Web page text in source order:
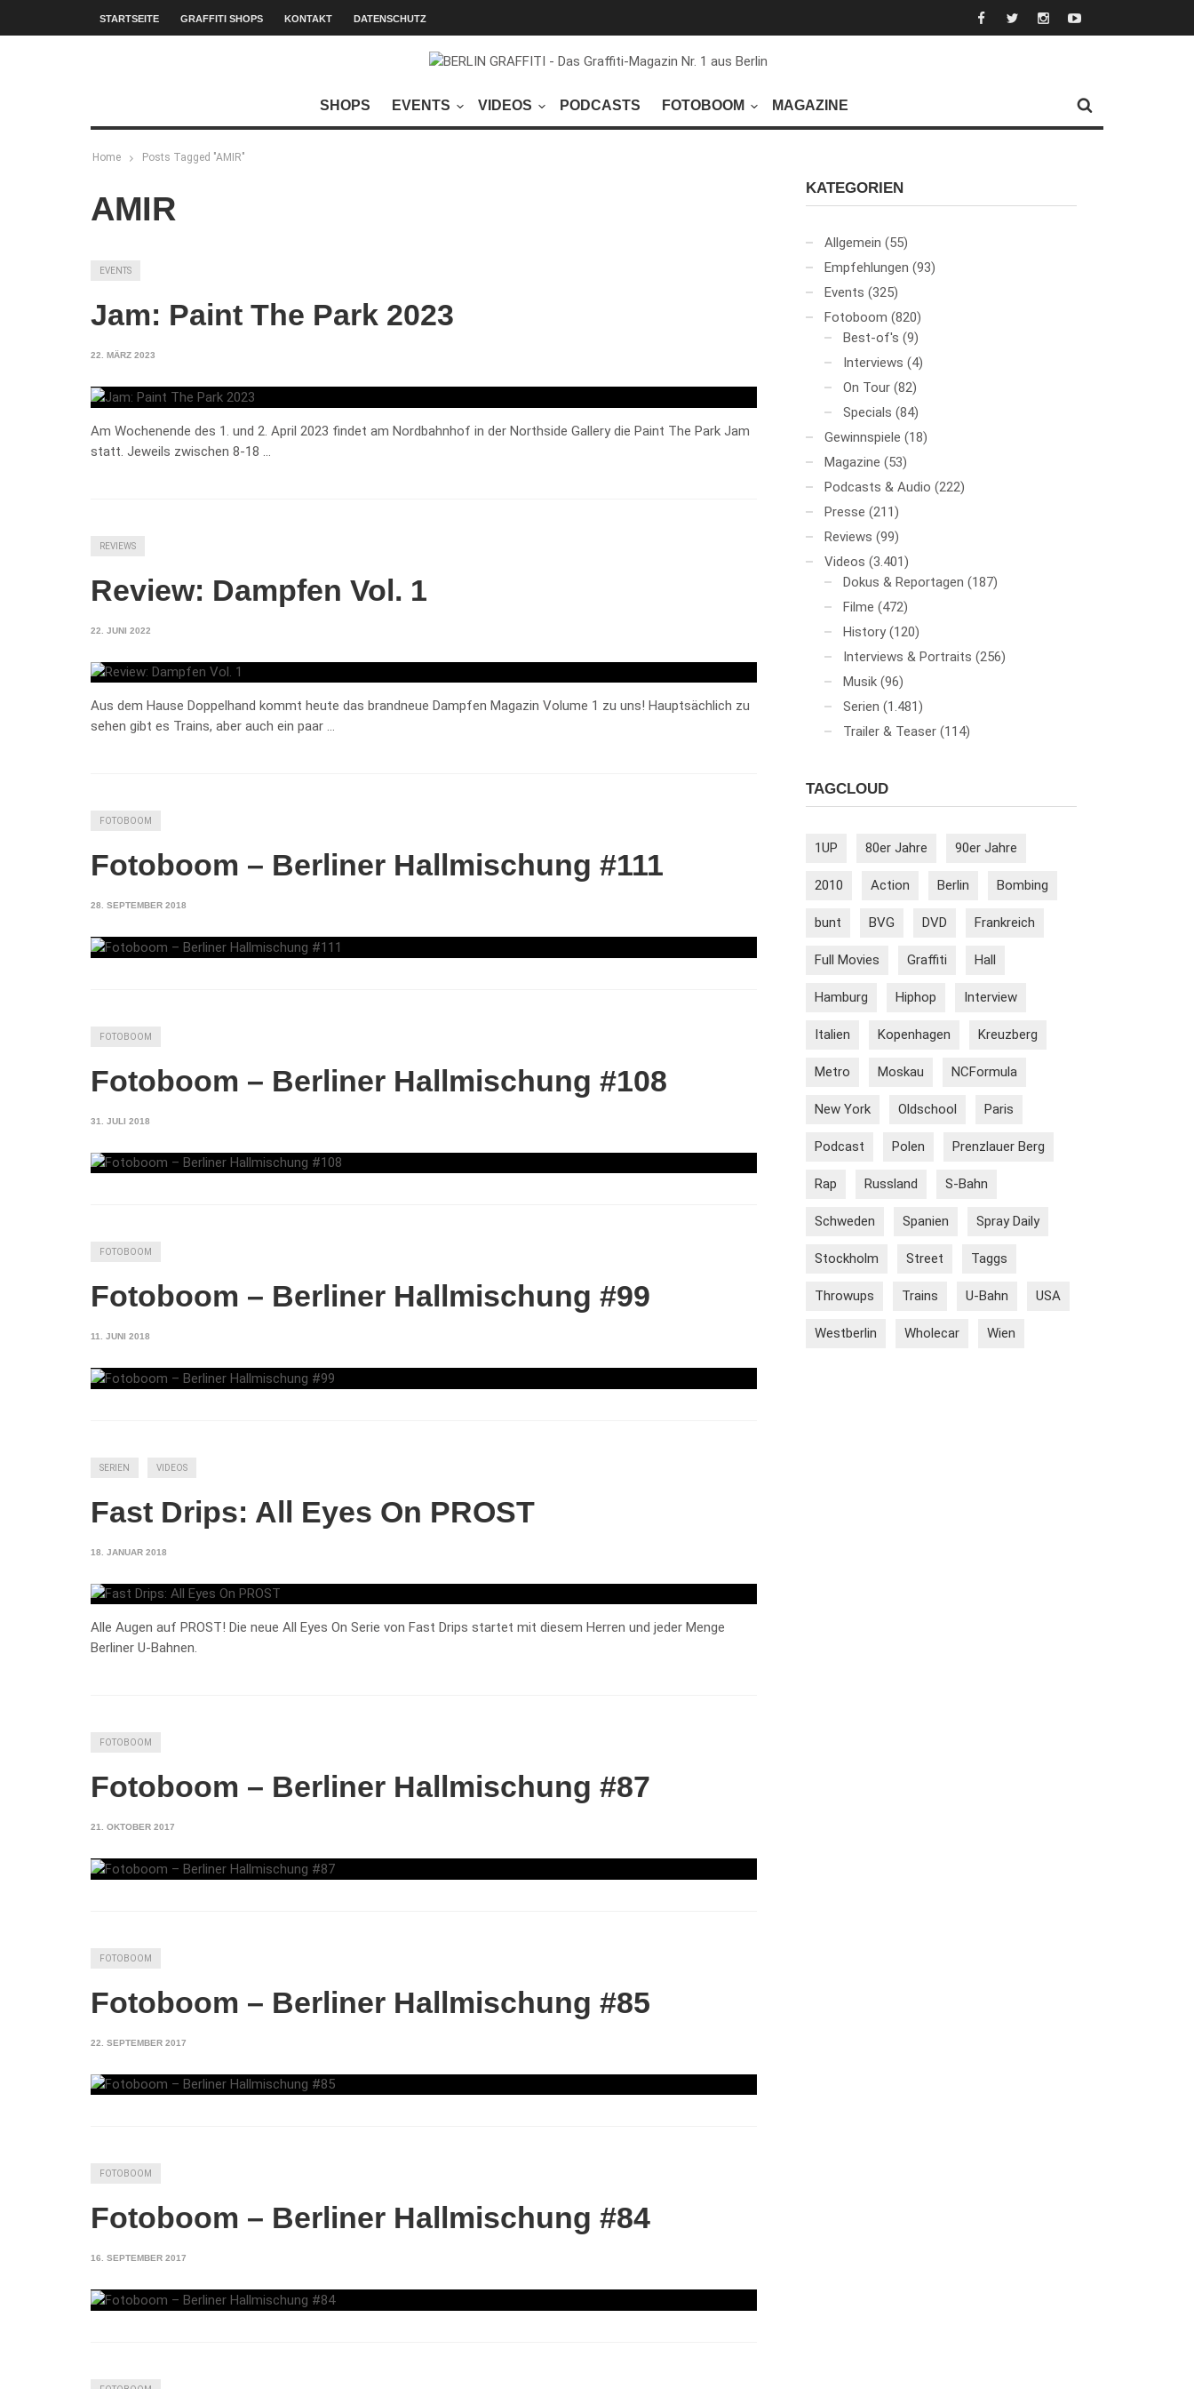
STARTSEITE GRAFFITI SHOPS KONTAKT DATENSCHUTZ
SHOPS EVENTS VIDEOS PODCASTS FOTOBOOM MAGAZINE
Home Posts Tagged "AMIR"
AMIR
EVENTS
Jam: Paint The Park 2023
22. MÄRZ 2023
Am Wochenende des 1. und 2. April 2023 findet am Nordbahnhof in der Northside Gallery die Paint The Park Jam
statt. Jeweils zwischen 8-18 …
REVIEWS
Review: Dampfen Vol. 1
22. JUNI 2022
Aus dem Hause Doppelhand kommt heute das brandneue Dampfen Magazin Volume 1 zu uns! Hauptsächlich zu
sehen gibt es Trains, aber auch ein paar …
FOTOBOOM
Fotoboom – Berliner Hallmischung #111
28. SEPTEMBER 2018
FOTOBOOM
Fotoboom – Berliner Hallmischung #108
31. JULI 2018
FOTOBOOM
Fotoboom – Berliner Hallmischung #99
11. JUNI 2018
SERIEN VIDEOS
Fast Drips: All Eyes On PROST
18. JANUAR 2018
Alle Augen auf PROST! Die neue All Eyes On Serie von Fast Drips startet mit diesem Herren und jeder Menge
Berliner U-Bahnen.
FOTOBOOM
Fotoboom – Berliner Hallmischung #87
21. OKTOBER 2017
FOTOBOOM
Fotoboom – Berliner Hallmischung #85
22. SEPTEMBER 2017
FOTOBOOM
Fotoboom – Berliner Hallmischung #84
16. SEPTEMBER 2017
KATEGORIEN
Allgemein (55)
Empfehlungen (93)
Events (325)
Fotoboom (820)
Best-of's (9)
Interviews (4)
On Tour (82)
Specials (84)
Gewinnspiele (18)
Magazine (53)
Podcasts & Audio (222)
Presse (211)
Reviews (99)
Videos (3.401)
Dokus & Reportagen (187)
Filme (472)
History (120)
Interviews & Portraits (256)
Musik (96)
Serien (1.481)
Trailer & Teaser (114)
TAGCLOUD
1UP 80er Jahre 90er Jahre
2010 Action Berlin Bombing
bunt BVG DVD Frankreich
Full Movies Graffiti Hall
Hamburg Hiphop Interview
Italien Kopenhagen Kreuzberg
Metro Moskau NCFormula
New York Oldschool Paris
Podcast Polen Prenzlauer Berg
Rap Russland S-Bahn
Schweden Spanien Spray Daily
Stockholm Street Taggs
Throwups Trains U-Bahn USA
Westberlin Wholecar Wien